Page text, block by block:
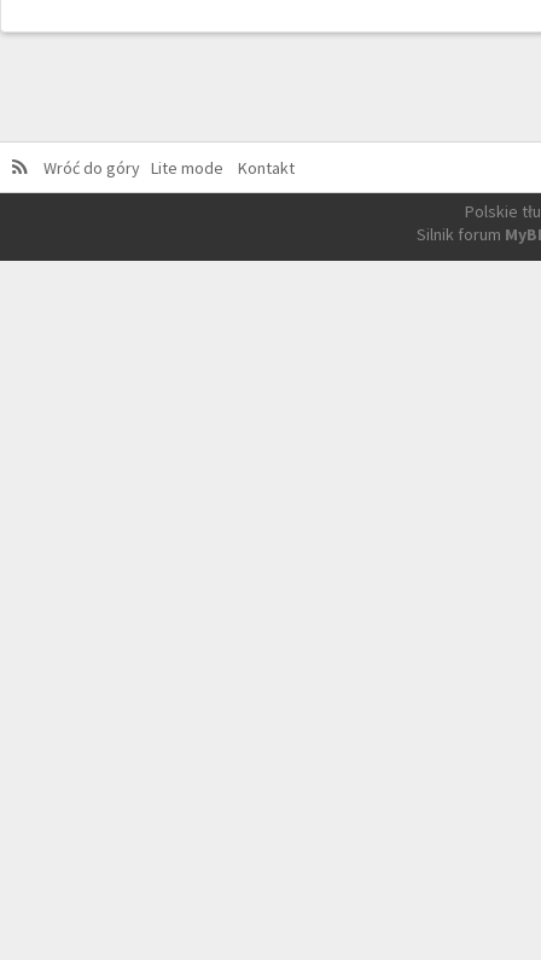
Wróć do góry Lite mode
Kontakt
Polskie
Silnik forum